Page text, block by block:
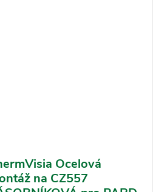
Ocelová
na CZ557